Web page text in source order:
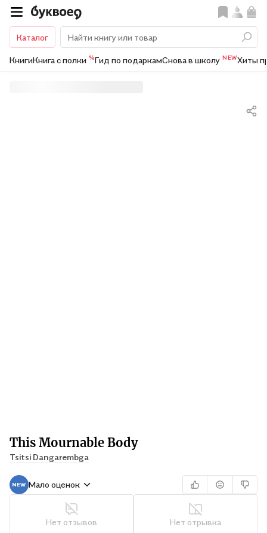
Каталог
КнигиКнига с полки %Гид по подаркамСнова в школу NEWХиты
This Mournable Body
Tsitsi Dangarembga
Мало оценок
Нет отзывов Нет отрывка